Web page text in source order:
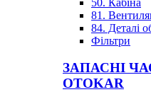
81.
84. Деталі
Фільтри
ЗАПАСНІ
OTOKAR